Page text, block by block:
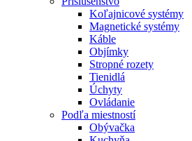
Koľajnicové systémy
Magnetické systémy
Káble
Objímky
Stropné rozety
Tienidlá
Úchyty
Ovládanie
Podľa miestností
Obývačka